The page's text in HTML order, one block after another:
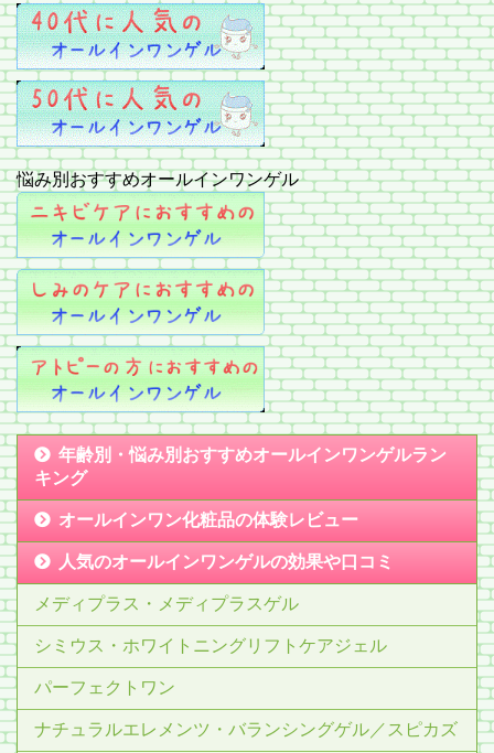
悩み別おすすめオールインワンゲル
年齢別・悩み別おすすめオールインワンゲルラン
キング
オールインワン化粧品の体験レビュー
人気のオールインワンゲルの効果や口コミ
メディプラス・メディプラスゲル
シミウス・ホワイトニングリフトケアジェル
パーフェクトワン
ナチュラルエレメンツ・バランシングゲル／スピカズ